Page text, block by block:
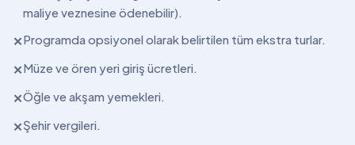
maliye veznesine ödenebilir).
✕Programda opsiyonel olarak belirtilen tüm ekstra turlar.
✕Müze ve ören yeri giriş ücretleri.
✕Öğle ve akşam yemekleri.
✕Şehir vergileri.